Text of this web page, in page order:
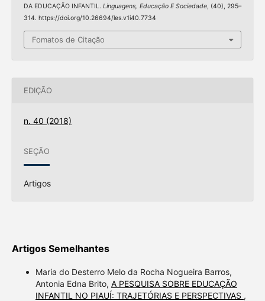
DA EDUCAÇÃO INFANTIL.Linguagens, Educação E Sociedade, (40), 295–
314. https://doi.org/10.26694/les.v1i40.7734
Fomatos de Citação
EDIÇÃO
n. 40 (2018)
SEÇÃO
Artigos
Artigos Semelhantes
Maria do Desterro Melo da Rocha Nogueira Barros,
Antonia Edna Brito, A PESQUISA SOBRE EDUCAÇÃO
INFANTIL NO PIAUÍ: TRAJETÓRIAS E PERSPECTIVAS ,